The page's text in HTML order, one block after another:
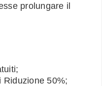
prolungare il
Riduzione 50%;